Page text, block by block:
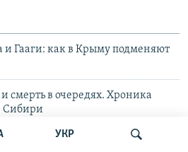
УКР
и Гааги: как в Крыму подменяют
смерть в очередях. Хроника
Сибири
как живет Крым в